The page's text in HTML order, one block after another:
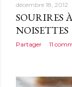
décembre 18, 2012
SOURIRES
NOISETTES
Partager 11